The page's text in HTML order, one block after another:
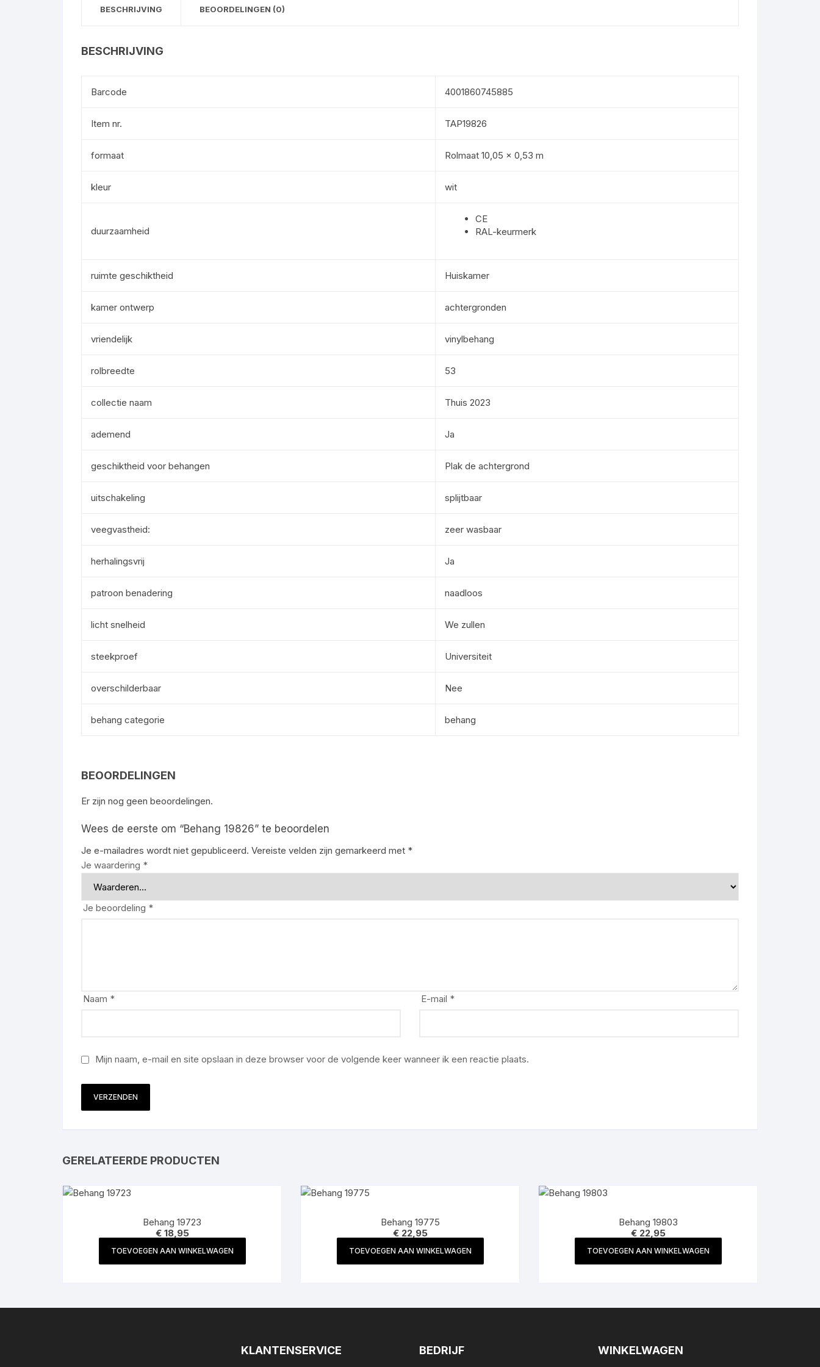
BESCHRIJVING BEOORDELINGEN (0)
BESCHRIJVING
Barcode 4001860745885
Item nr. TAP19826
formaat Rolmaat 10,05 x 0,53 m
kleur wit
duurzaamheid
CE
RAL-keurmerk
ruimte geschiktheid Huiskamer
kamer ontwerp achtergronden
vriendelijk vinylbehang
rolbreedte 53
collectie naam Thuis 2023
ademend Ja
geschiktheid voor behangen Plak de achtergrond
uitschakeling splijtbaar
veegvastheid: zeer wasbaar
herhalingsvrij Ja
patroon benadering naadloos
licht snelheid We zullen
steekproef Universiteit
overschilderbaar Nee
behang categorie behang
BEOORDELINGEN
Er zijn nog geen beoordelingen.
Wees de eerste om “Behang 19826” te beoordelen
Je e-mailadres wordt niet gepubliceerd. Vereiste velden zijn gemarkeerd met *
Je waardering *
Je beoordeling *
Naam * E-mail *
Mijn naam, e-mail en site opslaan in deze browser voor de volgende keer wanneer ik een reactie plaats.
GERELATEERDE PRODUCTEN
Behang 19723
€18,95
TOEVOEGEN AAN WINKELWAGEN
Behang 19775
€22,95
TOEVOEGEN AAN WINKELWAGEN
Behang 19803
€22,95
TOEVOEGEN AAN WINKELWAGEN
KLANTENSERVICE BEDRIJF WINKELWAGEN